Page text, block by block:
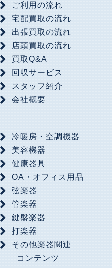
ご利用の流れ
宅配買取の流れ
出張買取の流れ
店頭買取の流れ
買取Q&A
回収サービス
スタッフ紹介
会社概要
冷暖房・空調機器
美容機器
健康器具
OA・オフィス用品
弦楽器
管楽器
鍵盤楽器
打楽器
その他楽器関連
コンテンツ